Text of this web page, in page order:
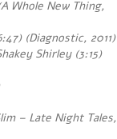
Whole New Thing,
(Diagnostic, 2011)
Shirley (3:15)
– Late Night Tales,